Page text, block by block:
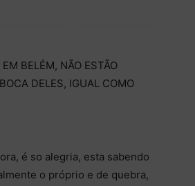
BELÉM, NÃO ESTÃO
DELES, IGUAL COMO
é so alegria, esta sabendo
o próprio e de quebra,